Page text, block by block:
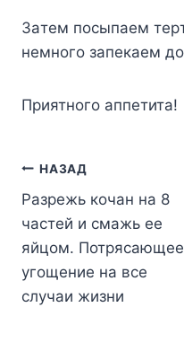
Зaтeм пocыпaeм
нeмнoгo зaпeкaeм
Пpиятнoгo aппeтитa!
Навигация
по
записям
НАЗАД
Разрежь кочан на 8
частей и смажь ее
яйцом. Потрясающее
угощение на все
случаи жизни